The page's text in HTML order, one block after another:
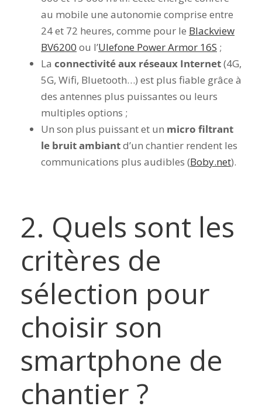
au mobile une autonomie comprise entre
24 et 72 heures, comme pour le Blackview
BV6200 ou l’Ulefone Power Armor 16S ;
La connectivité aux réseaux Internet(4G,
5G, Wifi, Bluetooth…) est plus fiable grâce à
des antennes plus puissantes ou leurs
multiples options ;
Un son plus puissant et un micro filtrant
le bruit ambiantd’un chantier rendent les
communications plus audibles (Boby.net).
2. Quels sont les
critères de
sélection pour
choisir son
smartphone de
chantier ?